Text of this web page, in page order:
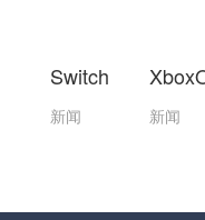
Switch
新闻 新闻